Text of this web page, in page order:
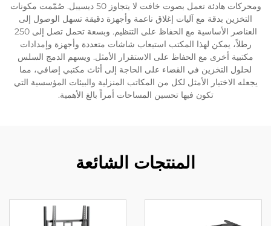
ومحركات هادئة تعمل بصوت خافت لا يتجاوز 50 ديسيبل. صُمّمت مكونات
التخزين بدقة مع آليات إغلاق ناعمة وأجهزة دقيقة تسهل الوصول إلى
العناصر الأساسية مع الحفاظ على التنظيم. وبسعة تحمل تصل إلى 250
رطلاً، يمكن لهذا المكتب استيعاب شاشات متعددة وأجهزة وإمدادات
مكتبية أخرى مع الحفاظ على الاستقرار الأمثل. ويسهم الدمج السلس
لحلول التخزين في القضاء على الحاجة إلى أثاث مكتبي إضافي، مما
يجعله الاختيار الأمثل لكل من المكاتب المنزلية والبيئات المؤسسية التي
تكون فيها تحسين المساحات أمراً بالغ الأهمية.
المنتجات الشائعة